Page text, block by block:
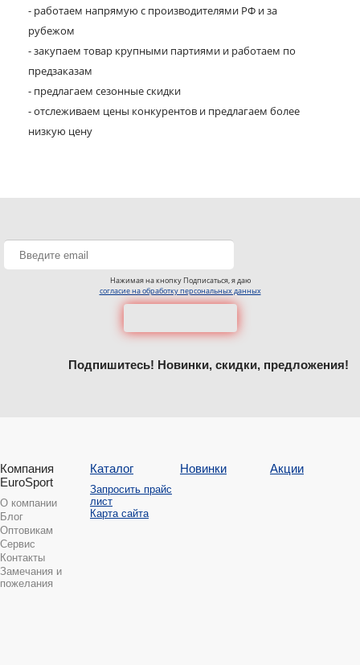
- работаем напрямую с производителями РФ и за
рубежом
- закупаем товар крупными партиями и работаем по
предзаказам
- предлагаем сезонные скидки
- отслеживаем цены конкурентов и предлагаем более
низкую цену
Нажимая на кнопку Подписаться, я даю
согласие на обработку персональных данных
Подпишитесь! Новинки, скидки, предложения!
Компания
EuroSport
О компании
Блог
Оптовикам
Сервис
Контакты
Замечания и
пожелания
Каталог
Запросить прайс
лист
Карта сайта
Новинки Акции